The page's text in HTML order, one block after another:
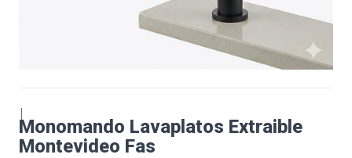
|
Monomando Lavaplatos Extraible
Montevideo Fas